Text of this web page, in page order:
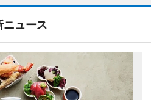
ニュース